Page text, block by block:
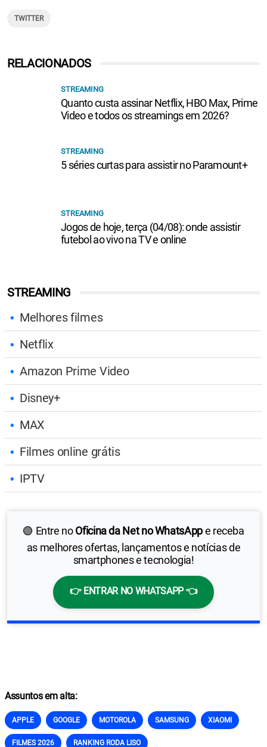
TWITTER
STREAMING
Melhores filmes
Netflix
Amazon Prime Video
Disney+
MAX
Filmes online grátis
IPTV
🟢 Entre noOficina da Net no WhatsAppe receba
as melhores ofertas, lançamentos e notícias de
smartphones e tecnologia!
👉 ENTRAR NO WHATSAPP 👈
RELACIONADOS
STREAMING
Quanto custa assinar Netflix, HBO Max, Prime
Video e todos os streamings em 2026?
STREAMING
5 séries curtas para assistir no Paramount+
STREAMING
Jogos de hoje, terça (04/08): onde assistir
futebol ao vivo na TV e online
Assuntos em alta:
APPLE GOOGLE MOTOROLA SAMSUNG XIAOMI
FILMES 2026 RANKING RODA LISO